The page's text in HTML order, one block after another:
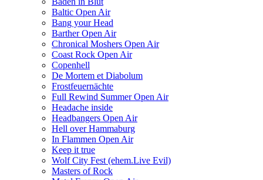
Baltic Open Air
Bang your Head
Barther Open Air
Chronical Moshers Open Air
Coast Rock Open Air
Copenhell
De Mortem et Diabolum
Frostfeuernächte
Full Rewind Summer Open Air
Headache inside
Headbangers Open Air
Hell over Hammaburg
In Flammen Open Air
Keep it true
Wolf City Fest (ehem.Live Evil)
Masters of Rock